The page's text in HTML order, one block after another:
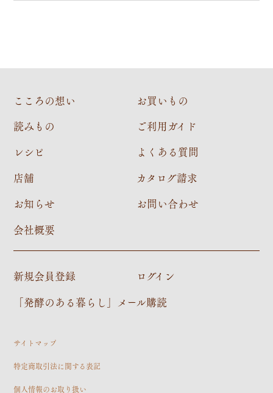
こころの想い
読みもの
レシピ
店舗
お知らせ
会社概要
お買いもの
ご利用ガイド
よくある質問
カタログ請求
お問い合わせ
新規会員登録
ログイン
「発酵のある暮らし」メール購読
サイトマップ
特定商取引法に関する表記
個人情報のお取り扱い